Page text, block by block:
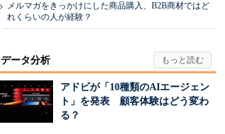
メルマガをきっかけにした商品購入、B2B商材ではど
れくらいの人が経験？
データ分析
アドビが「10種類のAIエージェン
ト」を発表 顧客体験はどう変わ
る？